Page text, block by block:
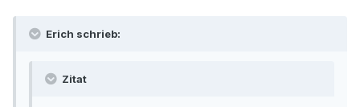
Erich schrieb:
Zitat